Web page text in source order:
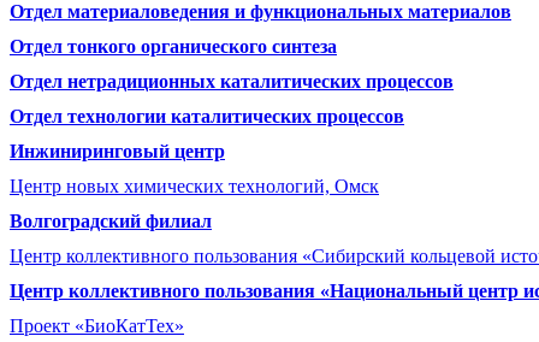
Отдел материаловедения и функциональных материалов
Отдел тонкого органического синтеза
Отдел нетрадиционных каталитических процессов
Отдел технологии каталитических процессов
Инжиниринговый центр
Центр новых химических технологий, Омск
Волгоградский филиал
Центр коллективного пользования «Сибирский кольцевой
Центр коллективного пользования «Национальный центр
Проект «БиоКатТех»